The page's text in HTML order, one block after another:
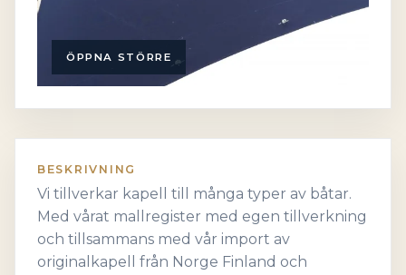
ÖPPNA STÖRRE
BESKRIVNING
Vi tillverkar kapell till många typer av båtar.
Med vårat mallregister med egen tillverkning
och tillsammans med vår import av
originalkapell från Norge Finland och